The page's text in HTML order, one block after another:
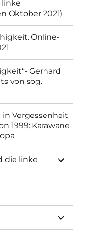
linke
Oktober 2021)
Online-
Gerhard
von sog.
Vergessenheit
1999: Karawane
die linke
anzeigen
anzeigen